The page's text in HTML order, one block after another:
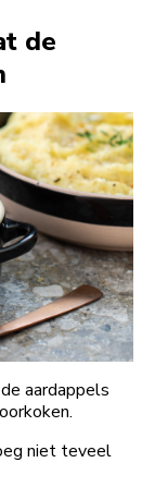
de
aardappels
niet teveel